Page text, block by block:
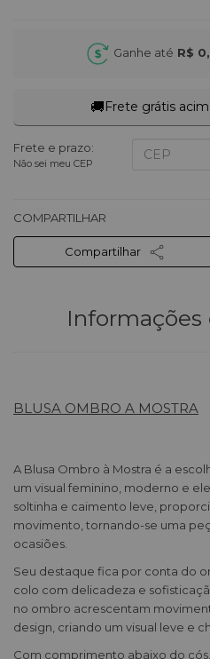
Ganhe até R$
🚚Frete grátis
Frete e prazo:
Não sei meu CEP
COMPARTILHAR
Compartilhar
BLUSA OMBRO A MOSTRA
A Blusa Ombro à Mostra é a
um visual feminino, moderno e
soltinha e caimento leve,
movimento, tornando-se uma
ocasiões.
Seu destaque fica por conta do
colo com delicadeza e
no ombro acrescentam
design, criando um visual leve e
Com comprimento abaixo do